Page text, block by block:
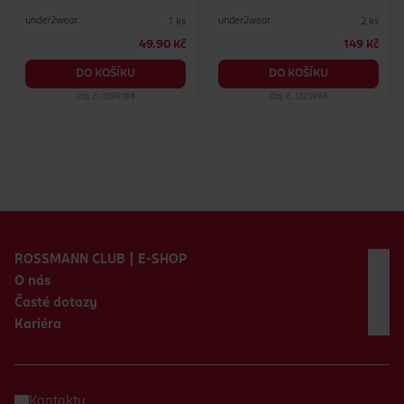
under2wear 1 ks
49.90 Kč
DO KOŠÍKU
Obj. č.: 1396188
under2wear 2 ks
149 Kč
DO KOŠÍKU
Obj. č.: 1323986
ROSSMANN CLUB | E-SHOP
O nás
Časté dotazy
Kariéra
Kontakty